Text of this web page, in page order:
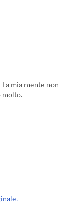
mia mente non
molto.